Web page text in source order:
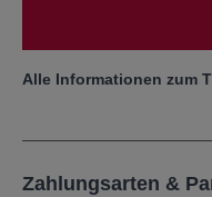
Alle Informationen zum
Zahlungsarten &